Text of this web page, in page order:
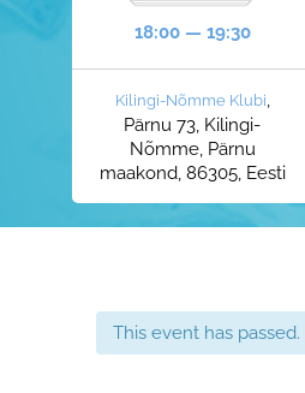
18:00 — 19:30
Kilingi-Nõmme Klubi,
Pärnu 73, Kilingi-
Nõmme, Pärnu
maakond, 86305, Eesti
This event has passed.